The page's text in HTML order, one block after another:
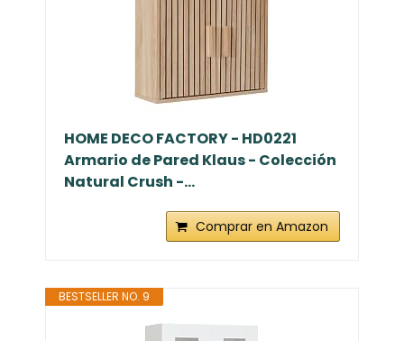
HOME DECO FACTORY - HD0221
Armario de Pared Klaus - Colección
Natural Crush -...
Comprar en Amazon
BESTSELLER NO. 9